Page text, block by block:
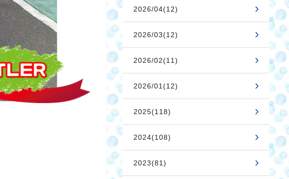
2026/04(12)
2026/03(12)
2026/02(11)
2026/01(12)
2025(118)
2024(108)
2023(81)